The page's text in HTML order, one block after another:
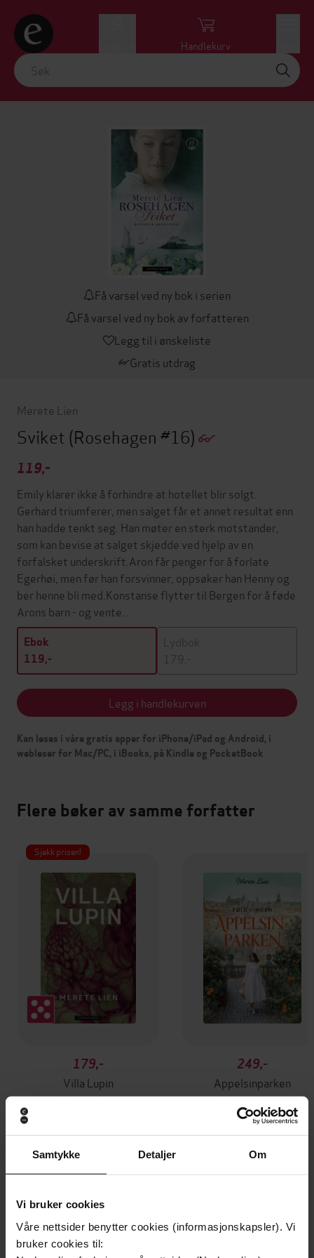
Samtykke Detaljer Om
Vi bruker cookies
Våre nettsider benytter cookies (informasjonskapsler). Vi
bruker cookies til:
Handlekurv
Få varsel ved ny bok i serien
Få varsel ved ny bok av forfatteren
Legg til i ønskeliste
Gratis utdrag
Merete Lien
Sviket (Rosehagen #16)
119,-
Emily klarer ikke å forhindre at hotellet blir solgt.
Gerhard triumferer, men salget får et annet resultat enn
han hadde tenkt seg. Han møter en sterk motstander,
som kan bevise at salget skjedde ved hjelp av en
forfalsket underskrift.Aron får penger for å forlate
Egerhøi, men før han forsvinner, oppsøker han Henny og
ber henne bli med.Konstanse flytter til Bergen for å føde
Arons barn - og vente…
Ebok
119,-
Lydbok
179,-
Legg i handlekurven
Kan leses i våre gratis apper for iPhone/iPad og Android, i
webleser for Mac/PC, i iBooks, på Kindle og PocketBook
Flere bøker av samme forfatter
Sjekk prisen!
179,-
Villa Lupin
Merete Lien
249,-
Appelsinparken
Merete Lien
EBOK